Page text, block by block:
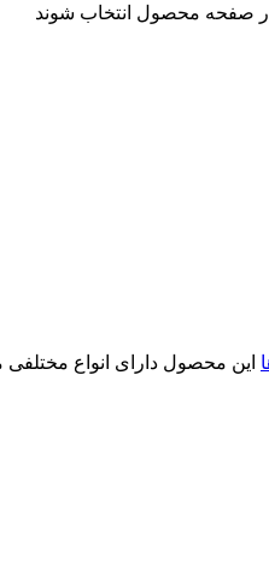
صفحه محصول انتخاب شوند
این محصول دارای انواع